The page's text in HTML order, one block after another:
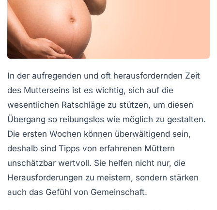
In der aufregenden und oft herausfordernden Zeit
des Mutterseins ist es wichtig, sich auf die
wesentlichen Ratschläge zu stützen, um diesen
Übergang so reibungslos wie möglich zu gestalten.
Die ersten Wochen können überwältigend sein,
deshalb sind Tipps von erfahrenen Müttern
unschätzbar wertvoll. Sie helfen nicht nur, die
Herausforderungen zu meistern, sondern stärken
auch das Gefühl von Gemeinschaft.